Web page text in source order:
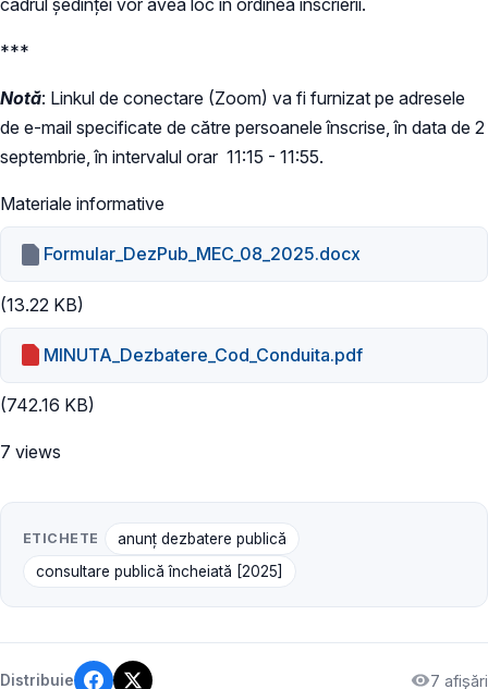
***
Notă: Linkul de conectare (Zoom) va fi furnizat pe adresele
de e-mail specificate de către persoanele înscrise, în data de 2
septembrie, în intervalul orar 11:15 - 11:55.
Materiale informative
Formular_DezPub_MEC_08_2025.docx
(13.22 KB)
MINUTA_Dezbatere_Cod_Conduita.pdf
(742.16 KB)
7 views
ETICHETE
anunț dezbatere publică
consultare publică încheiată [2025]
Distribuie 7 afișări